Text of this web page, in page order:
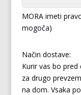
MORA imeti
mogoča)
Način dostave:
Kurir vas bo
za drugo
na dom. Vsaka